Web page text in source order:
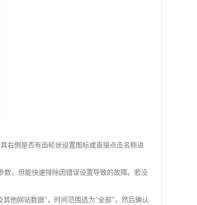
右侧是否有齿轮状设置图标或直接点击名称进
数，但能快速排除因错误设置导致的故障。若没
他网站数据”，时间范围选为“全部”，然后确认